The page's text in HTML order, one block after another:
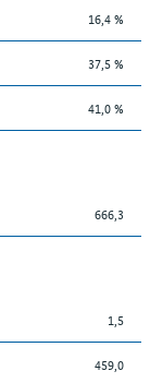
16,4 %
37,5 %
41,0 %
666,3
1,5
459,0